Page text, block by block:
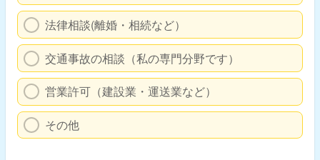
法律相談(離婚・相続など）
交通事故の相談（私の専門分野です）
営業許可（建設業・運送業など）
その他